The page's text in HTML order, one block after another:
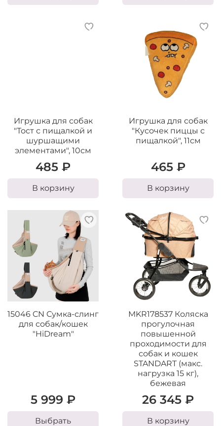
Игрушка для собак
"Тост с пищалкой и
шуршащими
элементами", 10см
485 ₽
В корзину
Игрушка для собак
"Кусочек пиццы с
пищалкой", 11см
465 ₽
В корзину
15046 CN Сумка-слинг
для собак/кошек
"HiDream"
5 999 ₽
Выбрать
MKR178537 Коляска
прогулочная
повышенной
проходимости для
собак и кошек
STANDART (макс.
нагрузка 15 кг),
бежевая
26 345 ₽
В корзину